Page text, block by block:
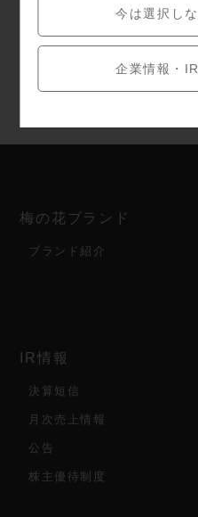
今は選択し
企業情報・
梅の花ブランド
ブランド紹介
IR情報
決算短信
月次売上情報
公告
株主優待制度